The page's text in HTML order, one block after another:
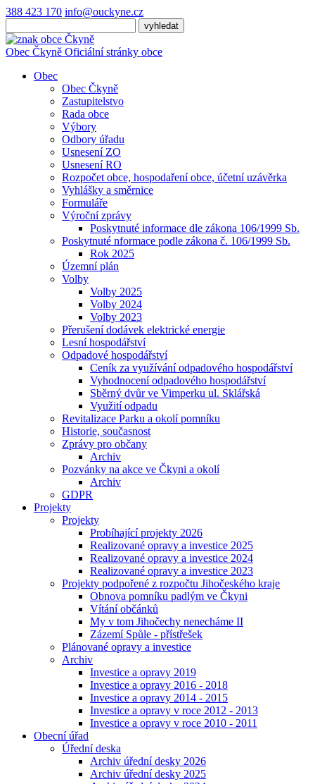
388 423 170 info@ouckyne.cz
Obec Čkyně Oficiální stránky obce
Obec
Obec Čkyně
Zastupitelstvo
Rada obce
Výbory
Odbory úřadu
Usnesení ZO
Usnesení RO
Rozpočet obce, hospodaření obce, účetní uzávěrka
Vyhlášky a směrnice
Formuláře
Výroční zprávy
Poskytnuté informace dle zákona 106/1999 Sb.
Poskytnuté nformace podle zákona č. 106/1999 Sb.
Rok 2025
Územní plán
Volby
Volby 2025
Volby 2024
Volby 2023
Přerušení dodávek elektrické energie
Lesní hospodářství
Odpadové hospodářství
Ceník za využívání odpadového hospodářství
Vyhodnocení odpadového hospodářství
Sběrný dvůr ve Vimperku ul. Sklářská
Využití odpadu
Revitalizace Parku a okolí pomníku
Historie, současnost
Zprávy pro občany
Archiv
Pozvánky na akce ve Čkyni a okolí
Archiv
GDPR
Projekty
Projekty
Probíhající projekty 2026
Realizované opravy a investice 2025
Realizované opravy a investice 2024
Realizované opravy a investice 2023
Projekty podpořené z rozpočtu Jihočeského kraje
Obnova pomníku padlým ve Čkyni
Vítání občánků
My v tom Jihočechy nenecháme II
Zázemí Spůle - přístřešek
Plánované opravy a investice
Archiv
Investice a opravy 2019
Investice a opravy 2016 - 2018
Investice a opravy 2014 - 2015
Investice a opravy v roce 2012 - 2013
Investice a opravy v roce 2010 - 2011
Obecní úřad
Úřední deska
Archiv úřední desky 2026
Archiv úřední desky 2025